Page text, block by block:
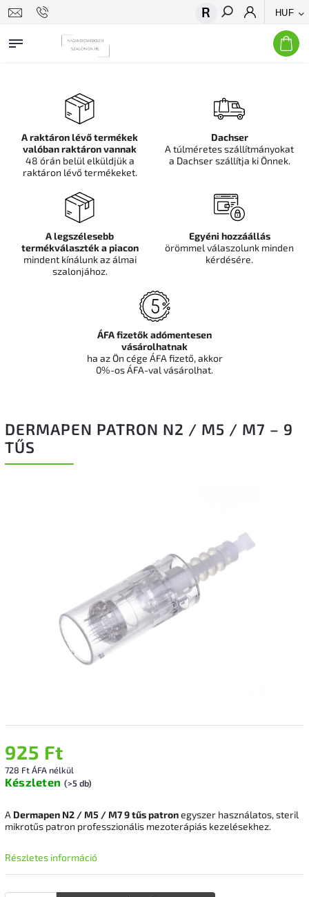
HUF
Keresés
DERMAPEN PATRON N2 / M5 / M7 – 9
TŰS
925 Ft
728 Ft ÁFA nélkül
Készleten (>5 db)
A Dermapen N2 / M5 / M7 9 tűs patronegyszer használatos, steril
mikrotűs patron professzionális mezoterápiás kezelésekhez.
Részletes információ
A raktáron lévő termékek
valóban raktáron vannak
48 órán belül elküldjük a
raktáron lévő termékeket.
Dachser
A túlméretes szállítmányokat
a Dachser szállítja ki Önnek.
A legszélesebb
termékválaszték a piacon
mindent kínálunk az álmai
szalonjához.
Egyéni hozzáállás
örömmel válaszolunk minden
kérdésére.
ÁFA fizetők adómentesen
vásárolhatnak
ha az Ön cége ÁFA fizető, akkor
0%-os ÁFA-val vásárolhat.